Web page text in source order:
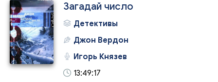
Загадай число
Детективы
Джон Вердон
Игорь Князев
13:49:17